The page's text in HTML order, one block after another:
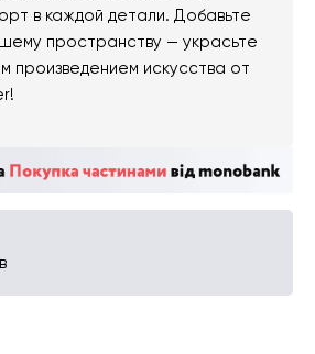
в каждой детали. Добавьте
пространству — украсьте
произведением искусства от